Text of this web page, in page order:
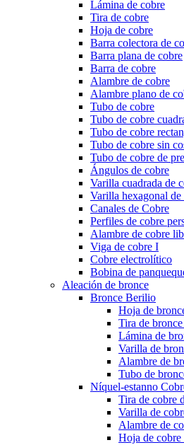
Lámina de cobre
Tira de cobre
Hoja de cobre
Barra colectora de
Barra plana de cobre
Barra de cobre
Alambre de cobre
Alambre plano de
Tubo de cobre
Tubo de cobre
Tubo de cobre
Tubo de cobre sin
Tubo de cobre de
Ángulos de cobre
Varilla cuadrada de
Varilla hexagonal de
Canales de Cobre
Perfiles de cobre
Alambre de cobre
Viga de cobre I
Cobre electrolítico
Bobina de
Aleación de bronce
Bronce Berilio
Hoja de
Tira de
Lámina de
Varilla de
Alambre de
Tubo de
Níquel-estanno
Tira de cobre
Varilla de
Alambre de
Hoja de cobre